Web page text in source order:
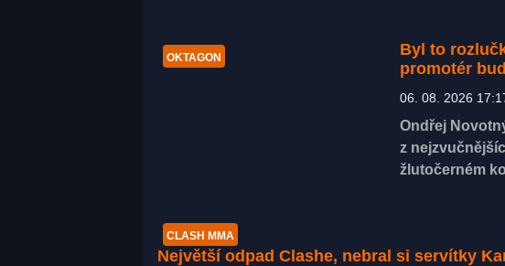
OKTAGON
Byl to
promotér
06. 08. 2026
Ondřej
z
žlutočerném
CLASH MMA
Největší odpad Clashe, nebral si servítky